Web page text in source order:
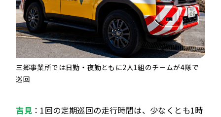
三郷事業所では日勤・夜勤ともに2人1組のチームが4隊で
巡回
吉見：1回の定期巡回の走行時間は、少なくとも1時